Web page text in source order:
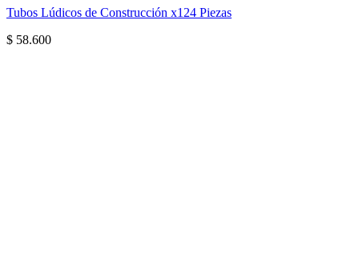
Tubos Lúdicos de Construcción x124 Piezas
$ 58.600